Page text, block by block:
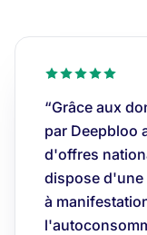
“Grâce aux
par Deepbloo
d'offres
dispose d'une
à